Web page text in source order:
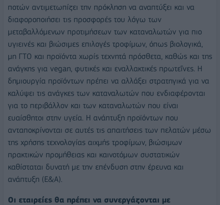
ποτών αντιμετωπίζει την πρόκληση να αναπτύξει και να
διαφοροποιήσει τις προσφορές του λόγω των
μεταβαλλόμενων προτιμήσεων των καταναλωτών για πιο
υγιεινές και βιώσιμες επιλογές τροφίμων, όπως βιολογικά,
μη ΓΤΟ και προϊόντα χωρίς τεχνητά πρόσθετα, καθώς και της
ανάγκης για vegan, φυτικές και εναλλακτικές πρωτεΐνες. Η
δημιουργία προϊόντων πρέπει να αλλάξει στρατηγικά για να
καλύψει τις ανάγκες των καταναλωτών που ενδιαφέρονται
για το περιβάλλον και των καταναλωτών που είναι
ευαίσθητοι στην υγεία. Η ανάπτυξη προϊόντων που
ανταποκρίνονται σε αυτές τις απαιτήσεις των πελατών μέσω
της χρήσης τεχνολογίας αιχμής τροφίμων, βιώσιμων
πρακτικών προμήθειας και καινοτόμων συστατικών
καθίσταται δυνατή με την επένδυση στην έρευνα και
ανάπτυξη (Ε&Α).
Οι εταιρείες θα πρέπει να συνεργάζονται με